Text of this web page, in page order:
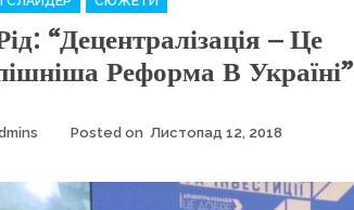
“Децентралізація – Це
Реформа В Україні”
Posted on Листопад 12, 2018